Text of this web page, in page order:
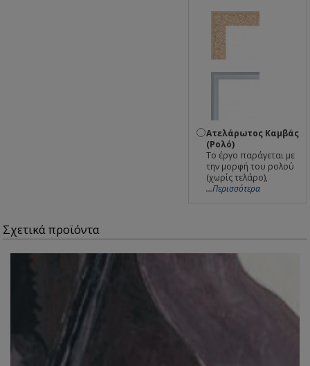
Ατελάρωτος Καμβάς
(Ρολό)
Το έργο παράγεται με
την μορφή του ρολού
(χωρίς τελάρο),
...Περισσότερα
Σχετικά προϊόντα